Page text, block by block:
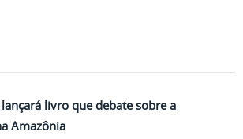
livro que debate sobre a
Amazônia